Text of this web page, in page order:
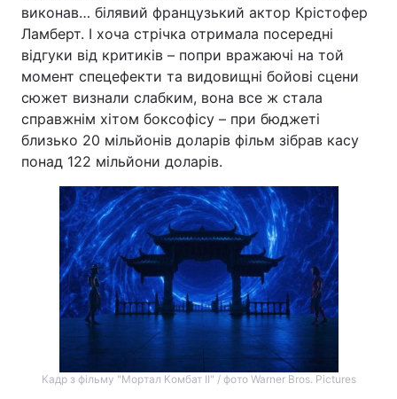
виконав… білявий французький актор Крістофер
Ламберт. І хоча стрічка отримала посередні
відгуки від критиків – попри вражаючі на той
момент спецефекти та видовищні бойові сцени
сюжет визнали слабким, вона все ж стала
справжнім хітом боксофісу – при бюджеті
близько 20 мільйонів доларів фільм зібрав касу
понад 122 мільйони доларів.
Кадр з фільму "Мортал Комбат II" / фото Warner Bros. Pictures